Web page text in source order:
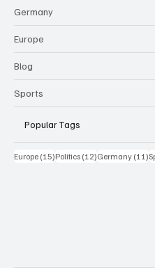
Germany
Europe
Blog
Sports
Popular Tags
Europe (15)15 Beiträge
Politics (12)12 Beiträge
Germany (11)